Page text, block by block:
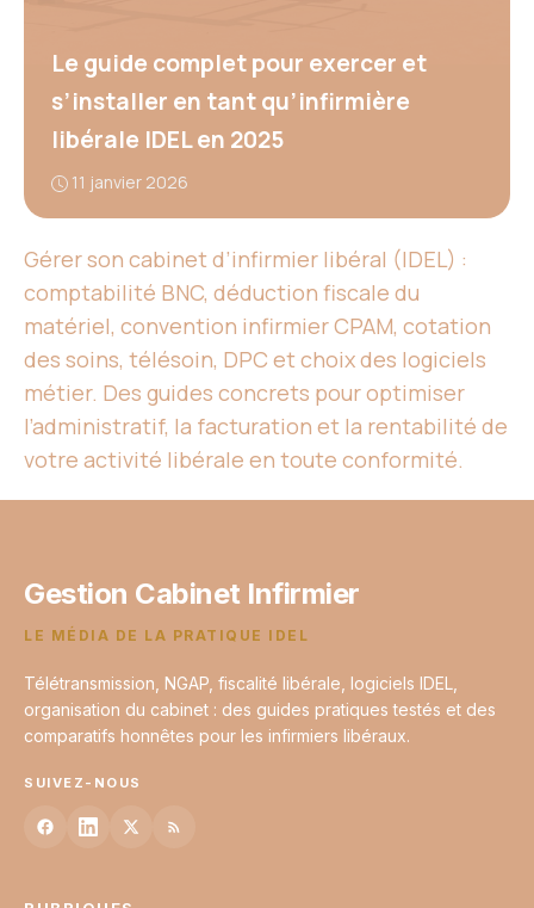
Le guide complet pour exercer et
s’installer en tant qu’infirmière
libérale IDEL en 2025
11 janvier 2026
Gérer son cabinet d’infirmier libéral (IDEL) :
comptabilité BNC, déduction fiscale du
matériel, convention infirmier CPAM, cotation
des soins, télésoin, DPC et choix des logiciels
métier. Des guides concrets pour optimiser
l’administratif, la facturation et la rentabilité de
votre activité libérale en toute conformité.
Gestion Cabinet Infirmier
LE MÉDIA DE LA PRATIQUE IDEL
Télétransmission, NGAP, fiscalité libérale, logiciels IDEL,
organisation du cabinet : des guides pratiques testés et des
comparatifs honnêtes pour les infirmiers libéraux.
SUIVEZ-NOUS